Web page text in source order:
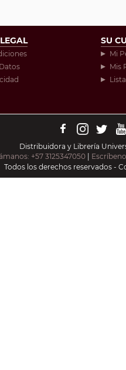
SU
Mi
Mis
Distribuidora y Librería
+57 3125347050
Todos los derechos reservados -